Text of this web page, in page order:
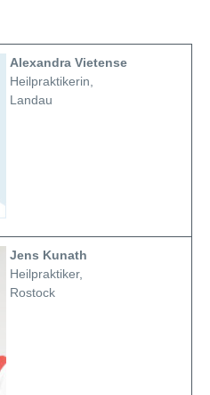
Alexandra Vietense
Heilpraktikerin,
Landau
Jens Kunath
Heilpraktiker,
Rostock